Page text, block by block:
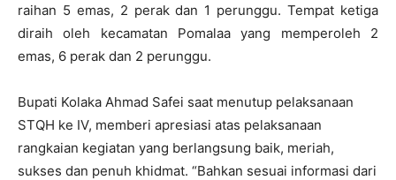
raihan 5 emas, 2 perak dan 1 perunggu. Tempat ketiga
diraih oleh kecamatan Pomalaa yang memperoleh 2
emas, 6 perak dan 2 perunggu.
Bupati Kolaka Ahmad Safei saat menutup pelaksanaan
STQH ke IV, memberi apresiasi atas pelaksanaan
rangkaian kegiatan yang berlangsung baik, meriah,
sukses dan penuh khidmat. “Bahkan sesuai informasi dari